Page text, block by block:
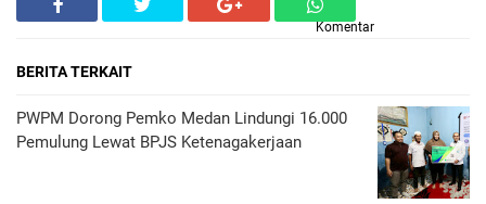
Komentar
BERITA TERKAIT
PWPM Dorong Pemko Medan Lindungi 16.000
Pemulung Lewat BPJS Ketenagakerjaan